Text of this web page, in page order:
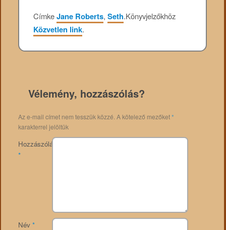
CímkeJane Roberts,Seth.Könyvjelzőkhöz
Közvetlen link.
Vélemény, hozzászólás?
Az e-mail címet nem tesszük közzé. A kötelező mezőket*
karakterrel jelöltük
Hozzászólás
*
Név *